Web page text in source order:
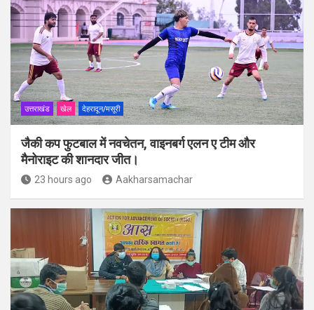
उत्तराखंड खेल देहरादून/मसूरी
जैकी कप फुटबाल में नवचेतन, वाइनबर्ग एलन ए टीम और
मैनोराइट की शानदार जीत।
23 hours ago Aakharsamachar